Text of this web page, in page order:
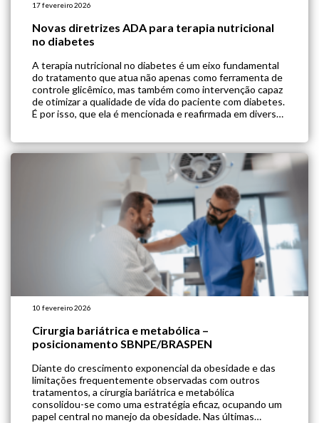
17 fevereiro 2026
Novas diretrizes ADA para terapia nutricional
no diabetes
A terapia nutricional no diabetes é um eixo fundamental
do tratamento que atua não apenas como ferramenta de
controle glicêmico, mas também como intervenção capaz
de otimizar a qualidade de vida do paciente com diabetes.
É por isso, que ela é mencionada e reafirmada em diversos
10 fevereiro 2026
Cirurgia bariátrica e metabólica –
posicionamento SBNPE/BRASPEN
Diante do crescimento exponencial da obesidade e das
limitações frequentemente observadas com outros
tratamentos, a cirurgia bariátrica e metabólica
consolidou-se como uma estratégia eficaz, ocupando um
papel central no manejo da obesidade. Nas últimas